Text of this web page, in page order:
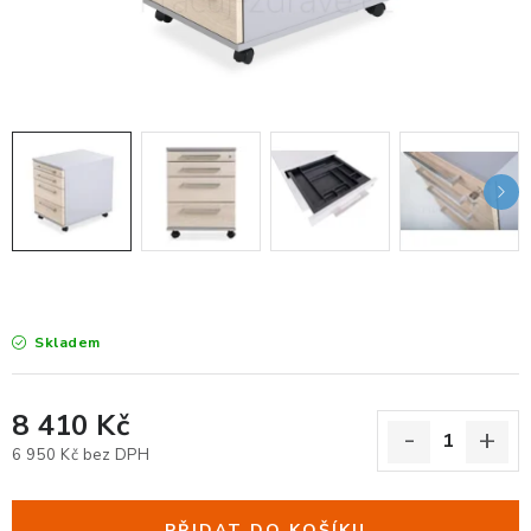
PODSEDÁKY NA ŽIDLE
ZDRAVOTNICKÉ POMŮCKY
ERGONOMICKÉ MYŠI
PREZENTAČNÍ SYSTÉMY
DRŽÁKY NA TABLET - MOBIL
Skladem
8 410 Kč
6 950 Kč bez DPH